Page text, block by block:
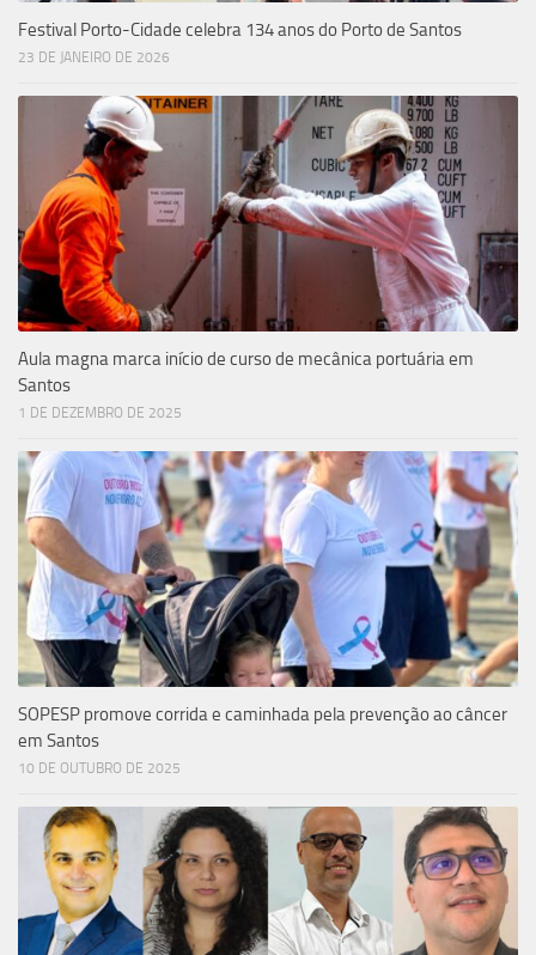
Festival Porto-Cidade celebra 134 anos do Porto de Santos
23 DE JANEIRO DE 2026
Aula magna marca início de curso de mecânica portuária em
Santos
1 DE DEZEMBRO DE 2025
SOPESP promove corrida e caminhada pela prevenção ao câncer
em Santos
10 DE OUTUBRO DE 2025